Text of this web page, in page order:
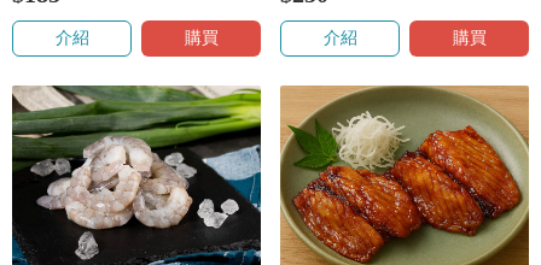
介紹 購買 介紹 購買